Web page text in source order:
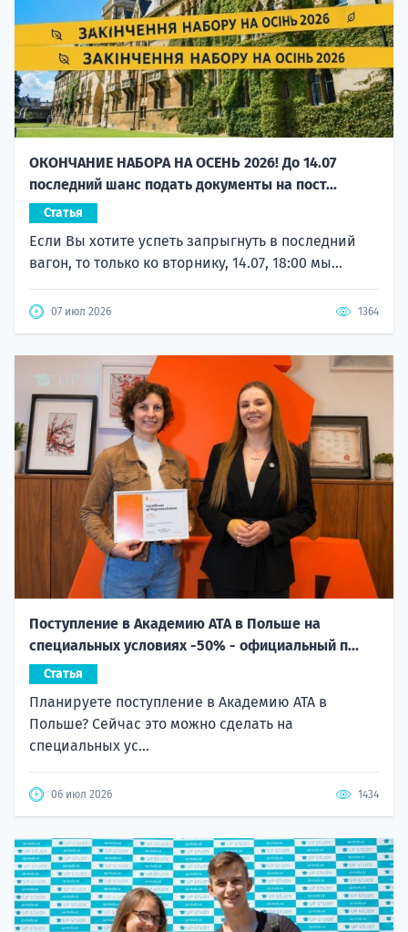
ОКОНЧАНИЕ НАБОРА НА ОСЕНЬ 2026! До 14.07
последний шанс подать документы на пост...
Статья
Если Вы хотите успеть запрыгнуть в последний
вагон, то только ко вторнику, 14.07, 18:00 мы...
07 июл 2026 1364
Поступление в Академию ATA в Польше на
специальных условиях -50% - официальный п...
Статья
Планируете поступление в Академию ATA в
Польше? Сейчас это можно сделать на
специальных ус...
06 июл 2026 1434